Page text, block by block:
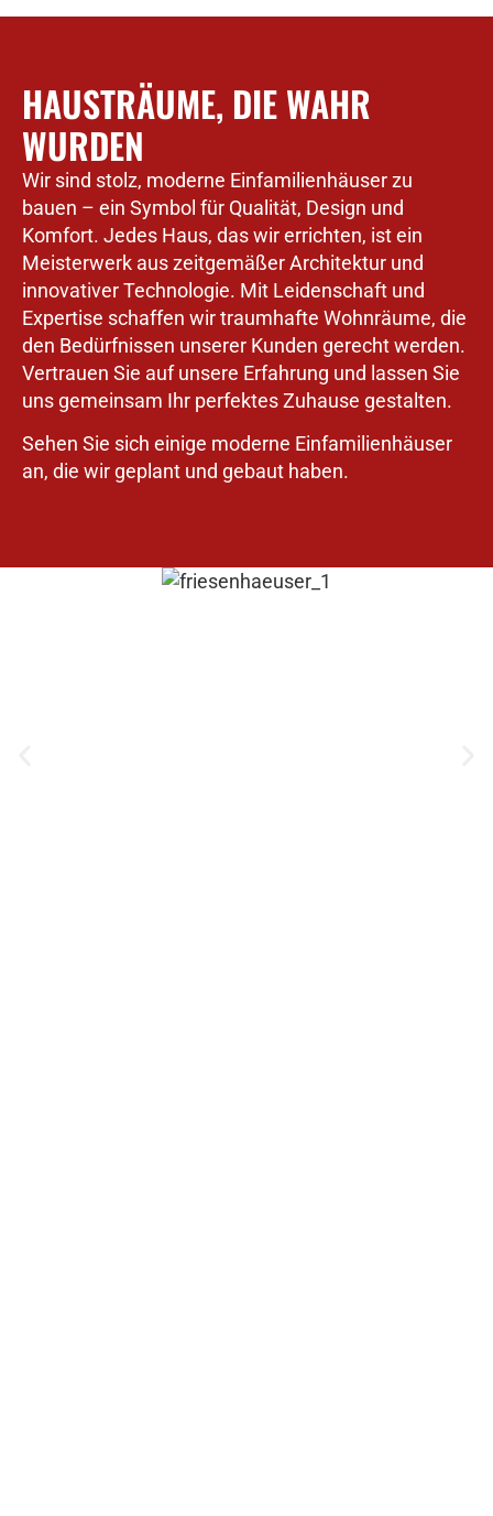
HAUSTRÄUME, DIE WAHR
WURDEN
Wir sind stolz, moderne Einfamilienhäuser zu
bauen – ein Symbol für Qualität, Design und
Komfort. Jedes Haus, das wir errichten, ist ein
Meisterwerk aus zeitgemäßer Architektur und
innovativer Technologie. Mit Leidenschaft und
Expertise schaffen wir traumhafte Wohnräume, die
den Bedürfnissen unserer Kunden gerecht werden.
Vertrauen Sie auf unsere Erfahrung und lassen Sie
uns gemeinsam Ihr perfektes Zuhause gestalten.
Sehen Sie sich einige moderne Einfamilienhäuser
an, die wir geplant und gebaut haben.